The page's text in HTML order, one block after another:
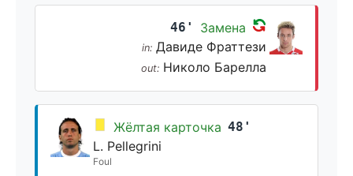
46' Замена
in: Давиде Фраттези
out: Николо Барелла
Жёлтая карточка 48'
L. Pellegrini
Foul